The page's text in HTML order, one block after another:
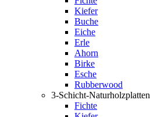
Kiefer
Buche
Eiche
Erle
Ahorn
Birke
Esche
Rubberwood
3-Schicht-Naturholzplatten
Fichte